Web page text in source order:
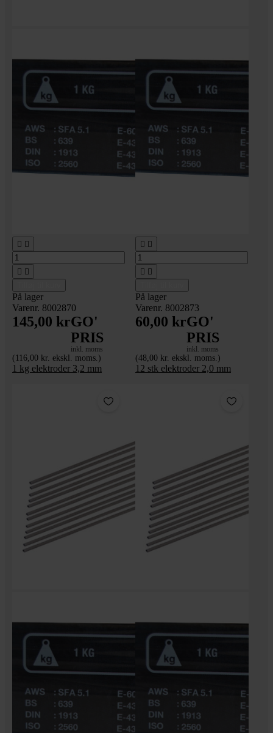
 
 
På lager
Varenr. 8002870
145,00 krGO'
PRIS
inkl. moms
(116,00 kr. ekskl. moms.)
1 kg elektroder 3,2 mm
 
 
På lager
Varenr. 8002873
60,00 krGO'
PRIS
inkl. moms
(48,00 kr. ekskl. moms.)
12 stk elektroder 2,0 mm